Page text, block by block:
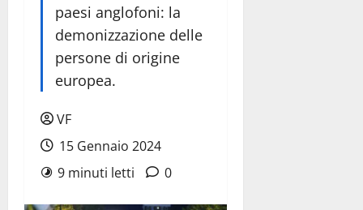
paesi anglofoni: la
demonizzazione delle
persone di origine
europea.
VF
15 Gennaio 2024
9 minuti letti
0